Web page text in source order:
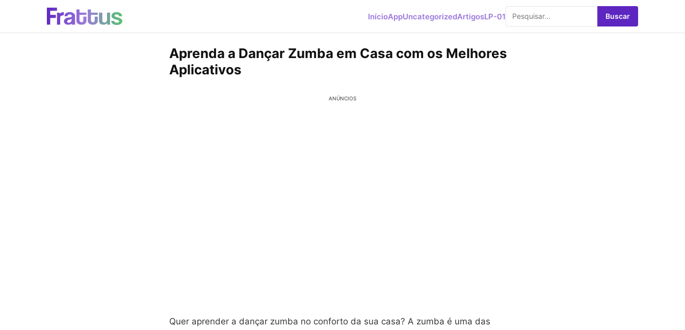
InícioAppUncategorizedArtigosLP-01 Buscar
Aprenda a Dançar Zumba em Casa com os Melhores
Aplicativos
ANÚNCIOS
Quer aprender a dançar zumba no conforto da sua casa? A zumba é uma das